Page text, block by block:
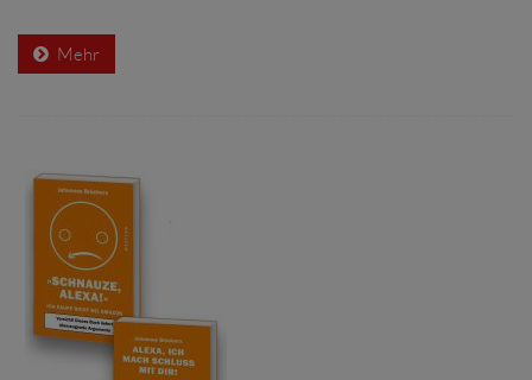
Mehr